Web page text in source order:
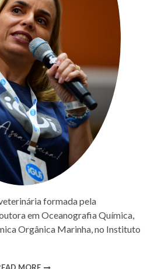
formada pela
em Oceanografia Química,
Orgânica Marinha, no Instituto